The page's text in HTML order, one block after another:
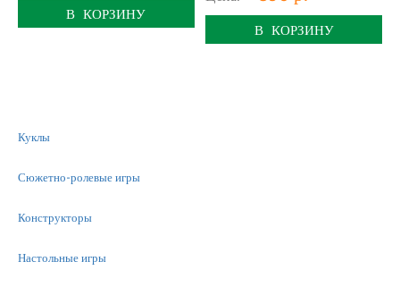
В КОРЗИНУ
В КОРЗИНУ
Куклы
Сюжетно-ролевые игры
Конструкторы
Настольные игры